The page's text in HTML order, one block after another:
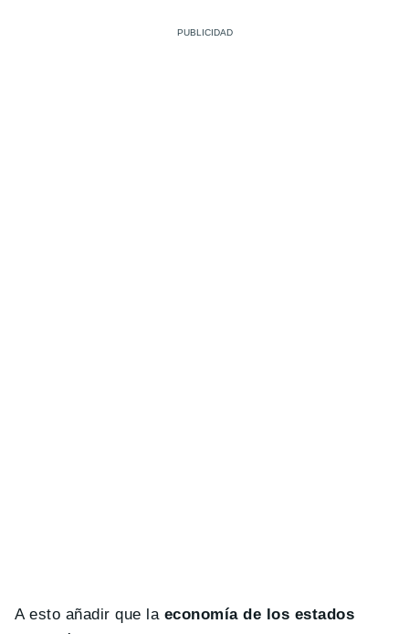
A esto añadir que la economía de los estados